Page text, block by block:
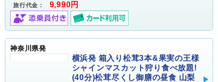
旅行代金： 9,990円
神奈川県発
横浜発 箱入り松茸3本&果実の王様
シャインマスカット狩り食べ放題!
(40分)松茸尽くし御膳の昼食 山梨